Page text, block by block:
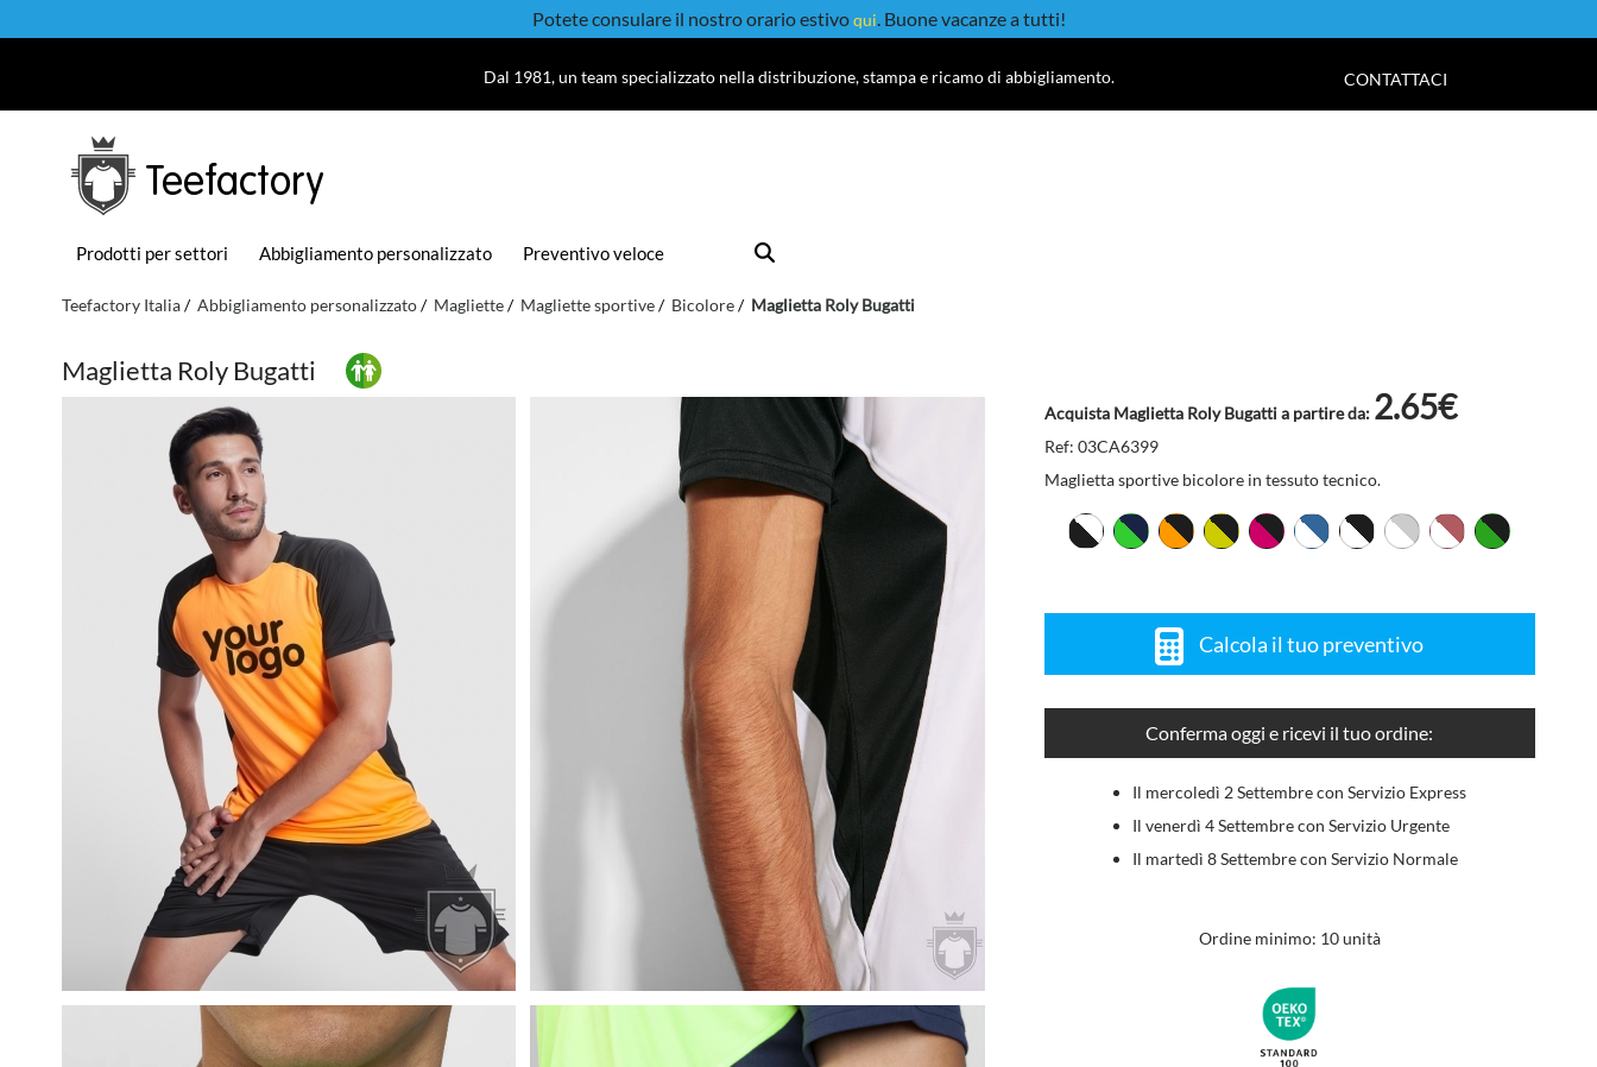
Potete consulare il nostro orario estivoqui. Buone vacanze a tutti!
Dal 1981, un team specializzato nella distribuzione, stampa e ricamo di abbigliamento. CONTATTACI
Teefactory
Prodotti per settori Abbigliamento personalizzato Preventivo veloce
Teefactory Italia Abbigliamento personalizzato Magliette Magliette sportive Bicolore Maglietta Roly Bugatti
Maglietta Roly Bugatti
Acquista Maglietta Roly Bugatti a partire da: 2.65€
Ref: 03CA6399
Maglietta sportive bicolore in tessuto tecnico.
Calcola il tuo preventivo
Conferma oggi e ricevi il tuo ordine:
Il mercoledì 2 Settembre con Servizio Express
Il venerdì 4 Settembre con Servizio Urgente
Il martedì 8 Settembre con Servizio Normale
Ordine minimo: 10 unità